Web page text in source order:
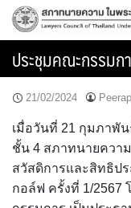
Skip
ประชุมคณะกรรม
21/02/2024
เมื่อวันที่ 21 กุมภาพัน
ชั้น 4 สภาทนายควา
สวัสดิการและสิทธิป
กอล์ฟ ครั้งที่ 1/